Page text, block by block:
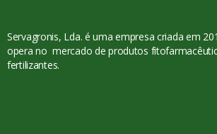
Servagronis, Lda. é uma empresa criada em
opera no mercado de produtos
fertilizantes.